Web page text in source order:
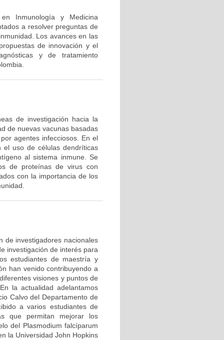
Inmunología y Medicina
a resolver preguntas de
Los avances en las
de innovación y el
y de tratamiento
de investigación hacia la
de nuevas vacunas basadas
agentes infecciosos. En el
el uso de células dendríticas
al sistema inmune. Se
de proteínas de virus con
con la importancia de los
de investigadores nacionales
investigación de interés para
estudiantes de maestría y
han venido contribuyendo a
visiones y puntos de
la actualidad adelantamos
Calvo del Departamento de
a varios estudiantes de
que permitan mejorar los
del Plasmodium falcíparum
la Universidad John Hopkins